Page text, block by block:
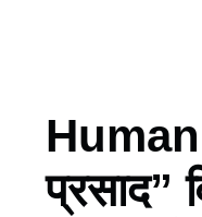
प्रसाद”